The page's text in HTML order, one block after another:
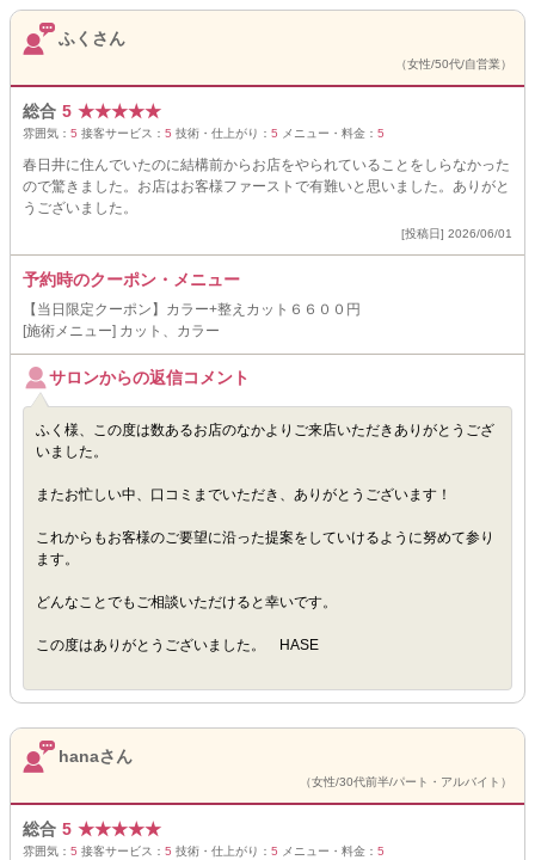
ふくさん
（女性/50代/自営業）
総合 5 ★★★★★
雰囲気： 5 接客サービス： 5 技術・仕上がり： 5 メニュー・料金： 5
春日井に住んでいたのに結構前からお店をやられていることをしらなかった
ので驚きました。お店はお客様ファーストで有難いと思いました。ありがと
うございました。
[投稿日] 2026/06/01
予約時のクーポン・メニュー
【当日限定クーポン】カラー+整えカット６６００円
[施術メニュー] カット、カラー
サロンからの返信コメント
ふく様、この度は数あるお店のなかよりご来店いただきありがとうござ
いました。
またお忙しい中、口コミまでいただき、ありがとうございます！
これからもお客様のご要望に沿った提案をしていけるように努めて参り
ます。
どんなことでもご相談いただけると幸いです。
この度はありがとうございました。 HASE
hanaさん
（女性/30代前半/パート・アルバイト）
総合 5 ★★★★★
雰囲気： 5 接客サービス： 5 技術・仕上がり： 5 メニュー・料金： 5